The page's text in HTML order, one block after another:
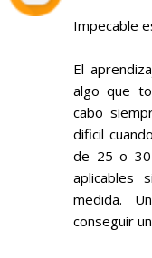
Impecable
El
algo que
cabo
dificil
de 25 o 30
aplicables
medida.
conseguir